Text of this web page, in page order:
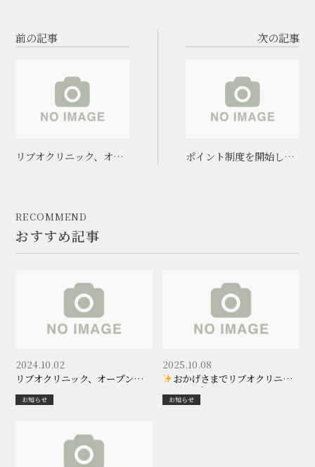
前の記事
リブオクリニック、オー
次の記事
ポイント制度を開始しま
RECOMMEND
おすすめ記事
リブオクリニック、オープンしま
した。
2024.10.02
お知らせ
おかげさまでリブオクリニッ
クは１周年を迎えました
2025.10.08
お知らせ